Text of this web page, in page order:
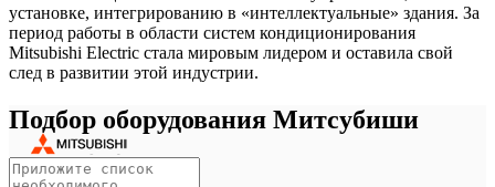
установке, интегрированию в «интеллектуальные» здания. За
период работы в области систем кондиционирования
Mitsubishi Electric стала мировым лидером и оставила свой
след в развитии этой индустрии.
Подбор оборудования Митсубиши